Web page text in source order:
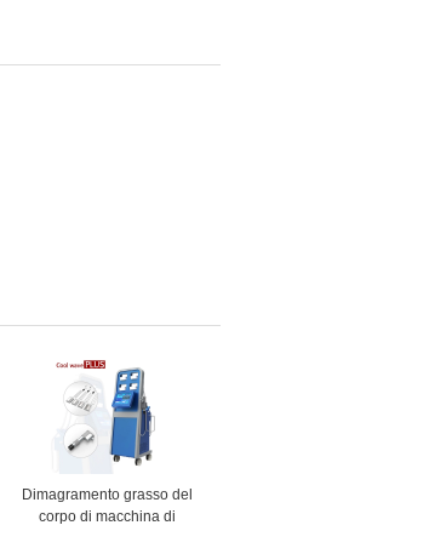
Dimagramento grasso del
corpo di macchina di